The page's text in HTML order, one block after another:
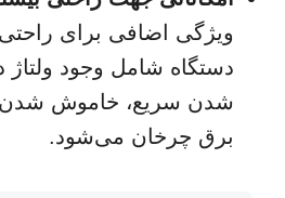
ویژگی اضافی برای راحتی
دستگاه شامل وجود ولتاژ
شدن سریع، خاموش شدن
برق چرخان می‌شود.